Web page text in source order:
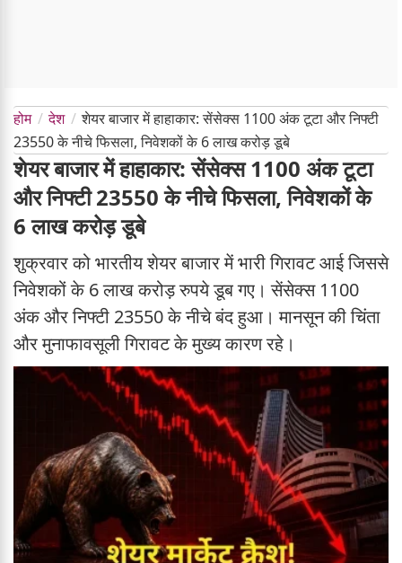
होम देश
शेयर बाजार में हाहाकार: सेंसेक्स 1100 अंक टूटा और निफ्टी
23550 के नीचे फिसला, निवेशकों के 6 लाख करोड़ डूबे
शेयर बाजार में हाहाकार: सेंसेक्स 1100 अंक टूटा
और निफ्टी 23550 के नीचे फिसला, निवेशकों के
6 लाख करोड़ डूबे
शुक्रवार को भारतीय शेयर बाजार में भारी गिरावट आई जिससे
निवेशकों के 6 लाख करोड़ रुपये डूब गए। सेंसेक्स 1100
अंक और निफ्टी 23550 के नीचे बंद हुआ। मानसून की चिंता
और मुनाफावसूली गिरावट के मुख्य कारण रहे।